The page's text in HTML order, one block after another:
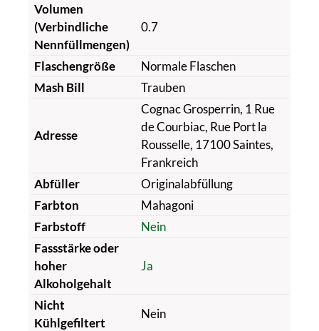
Volumen
(Verbindliche
Nennfüllmengen)
0.7
Flaschengröße
Normale Flaschen
Mash Bill
Trauben
Adresse
Cognac Grosperrin, 1 Rue
de Courbiac, Rue Port la
Rousselle, 17100 Saintes,
Frankreich
Abfüller
Originalabfüllung
Farbton
Mahagoni
Farbstoff
Nein
Fassstärke oder
hoher
Alkoholgehalt
Ja
Nicht
Kühlgefiltert
Nein